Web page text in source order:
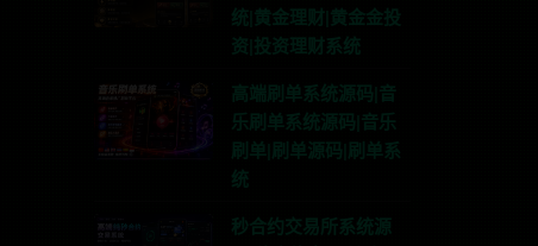
统|黄金理财|黄金金投
资|投资理财系统
高端刷单系统源码|音
乐刷单系统源码|音乐
刷单|刷单源码|刷单系
统
秒合约交易所系统源